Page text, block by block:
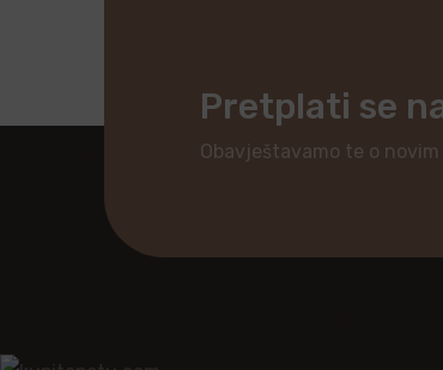
Pretplati se
Obavještavamo te o